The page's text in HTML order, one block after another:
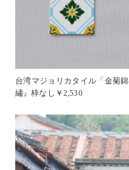
台湾マジョリカタイル「金菊錦
繡』枠なし￥2,530